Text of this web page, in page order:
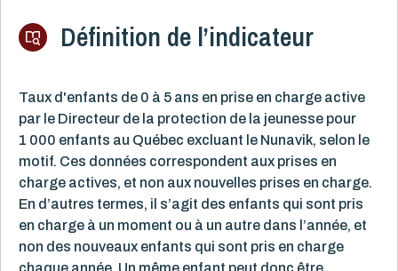
Définition de l’indicateur
Taux d'enfants de 0 à 5 ans en prise en charge active
par le Directeur de la protection de la jeunesse pour
1 000 enfants au Québec excluant le Nunavik, selon le
motif. Ces données correspondent aux prises en
charge actives, et non aux nouvelles prises en charge.
En d’autres termes, il s’agit des enfants qui sont pris
en charge à un moment ou à un autre dans l’année, et
non des nouveaux enfants qui sont pris en charge